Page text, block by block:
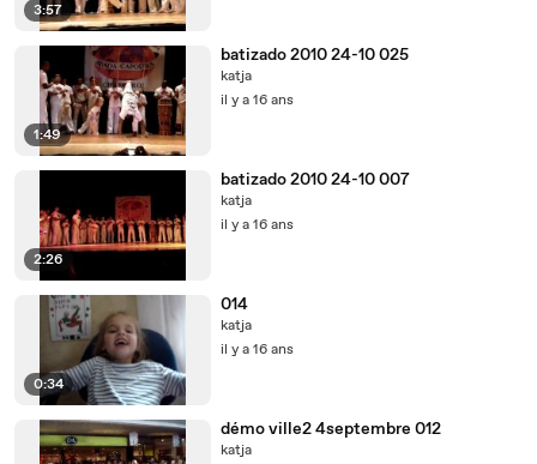
3:57
1:49
batizado 2010 24-10 025
katja
il y a 16 ans
2:26
batizado 2010 24-10 007
katja
il y a 16 ans
0:34
014
katja
il y a 16 ans
démo ville2 4septembre 012
katja